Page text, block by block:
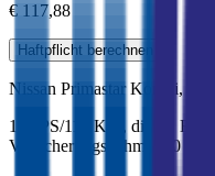
€ 117,88
Haftpflicht berechnen
Nissan Primastar Kombi,
150 PS/110 KW, diesel,
Versicherungsnehmer 30